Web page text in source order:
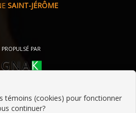
SAINT-JÉRÔME
PROPULSÉ PAR
témoins (cookies) pour fonctionner
continuer?